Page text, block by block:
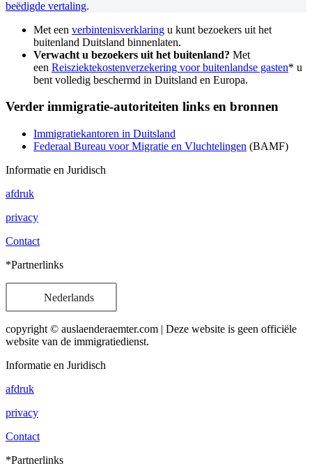
beëdigde vertaling.
Met een verbintenisverklaring u kunt bezoekers uit het
buitenland Duitsland binnenlaten.
Verwacht u bezoekers uit het buitenland? Met
een Reisziektekostenverzekering voor buitenlandse gasten* u
bent volledig beschermd in Duitsland en Europa.
Verder immigratie-autoriteiten links en bronnen
Immigratiekantoren in Duitsland
Federaal Bureau voor Migratie en Vluchtelingen (BAMF)
Informatie en Juridisch
afdruk
privacy
Contact
*Partnerlinks
Nederlands
copyright © auslaenderaemter.com | Deze website is geen officiële
website van de immigratiedienst.
Informatie en Juridisch
afdruk
privacy
Contact
*Partnerlinks